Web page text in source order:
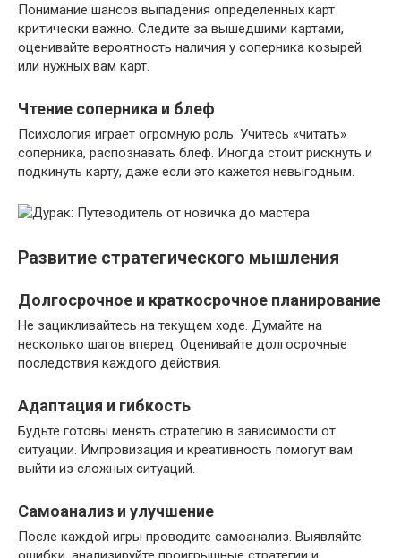
Понимание шансов выпадения определенных карт
критически важно. Следите за вышедшими картами,
оценивайте вероятность наличия у соперника козырей
или нужных вам карт.
Чтение соперника и блеф
Психология играет огромную роль. Учитесь «читать»
соперника, распознавать блеф. Иногда стоит рискнуть и
подкинуть карту, даже если это кажется невыгодным.
Развитие стратегического мышления
Долгосрочное и краткосрочное планирование
Не зацикливайтесь на текущем ходе. Думайте на
несколько шагов вперед. Оценивайте долгосрочные
последствия каждого действия.
Адаптация и гибкость
Будьте готовы менять стратегию в зависимости от
ситуации. Импровизация и креативность помогут вам
выйти из сложных ситуаций.
Самоанализ и улучшение
После каждой игры проводите самоанализ. Выявляйте